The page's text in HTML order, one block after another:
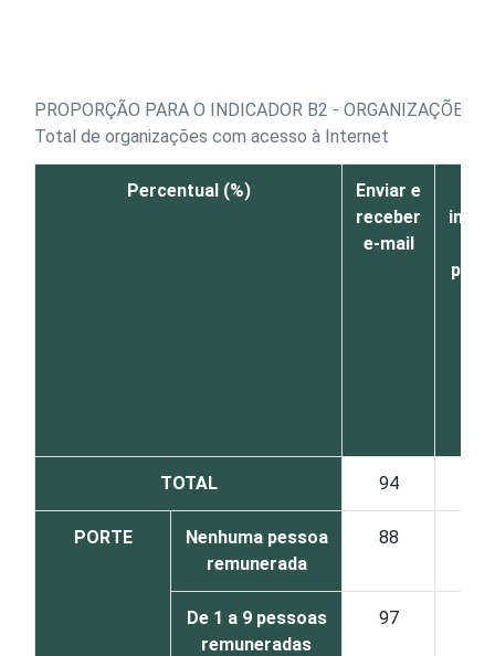
PROPORÇÃO PARA O INDICADOR B2 - ORGANIZAÇÕES
Total de organizações com acesso à Internet
Percentual (%)
Enviar e
receber
e-mail
TOTAL 94
PORTE
Nenhuma pessoa
remunerada
88
De 1 a 9 pessoas
remuneradas
97